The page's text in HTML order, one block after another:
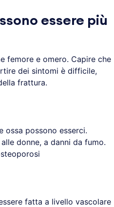
essere più
femore e omero. Capire che
dei sintomi è difficile,
frattura.
ossa possono esserci.
donne, a danni da fumo.
fatta a livello vascolare